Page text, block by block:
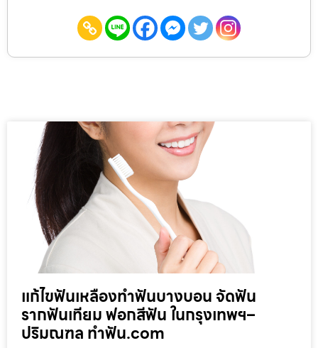
แก้ไขฟันเหลืองทำฟันบางบอน จัดฟัน
รากฟันเทียม ฟอกสีฟัน ในกรุงเทพฯ–
ปริมณฑล ทำฟัน.com